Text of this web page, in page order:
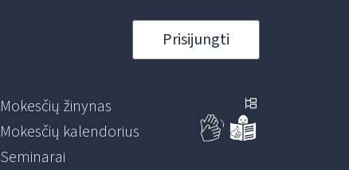
Prisijungti
Mokesčių žinynas
Mokesčių kalendorius
Seminarai